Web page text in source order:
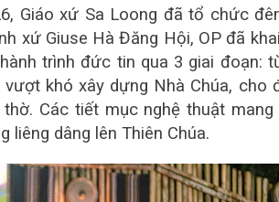
Giáo xứ Sa Loong đã tổ chức
xứ Giuse Hà Đăng Hội, OP đã
trình đức tin qua 3 giai đoạn:
khó xây dựng Nhà Chúa, cho
Các tiết mục nghệ thuật
liêng dâng lên Thiên Chúa.